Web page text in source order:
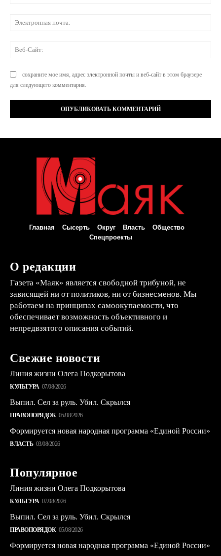
сохраните мое имя, адрес электронной почты и веб-сайт в этом браузере
для следующего комментария.
Главная Сысерть Округ Власть
Общество
Спецпроекты
О редакции
Газета «Маяк» является свободной трибуной, не
зависящей ни от политиков, ни от бизнесменов. Мы
работаем на принципах самоокупаемости, что
обеспечивает возможность объективного и
непредвзятого описания событий.
Свежие новости
Линия жизни Олега Подкорытова
КУЛЬТУРА 07/08/2026
Выпил. Сел за руль. Убил. Скрылся
ПРАВОПОРЯДОК 05/08/2026
Формируется новая народная программа «Единой России»
ВЛАСТЬ 03/08/2026
Популярное
Линия жизни Олега Подкорытова
КУЛЬТУРА 07/08/2026
Выпил. Сел за руль. Убил. Скрылся
ПРАВОПОРЯДОК 05/08/2026
Формируется новая народная программа «Единой России»